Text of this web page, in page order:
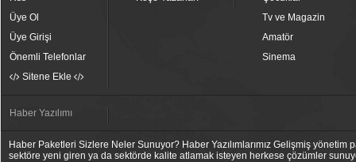
Üye Ol
Üye Girişi
Önemli Telefonlar
Sitene Ekle
Tv ve Magazin
Amatör
Sinema
Haber Yazılımı
Haber Paketleri Sizlere Neler Sunuyor? Haber Yazılımlarımız Gelişmiş
sektöre yeni giren ya da sektörde kalite atlamak isteyen herkese çözümler